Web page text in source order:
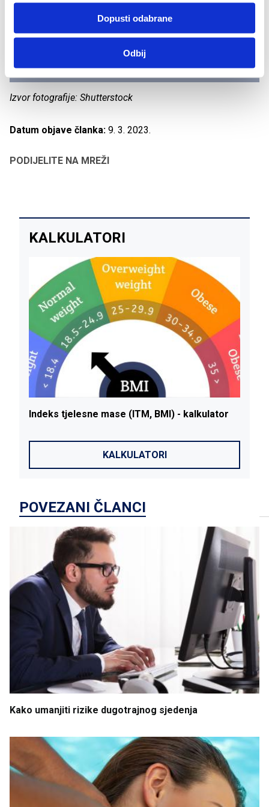
Dopusti odabrane
Odbij
PODIJELITE NA MREŽI
- prevencija bolnih stanja mišića i vezivnih struktura
- smanjenje i nestajanje boli i ostalih nepoželjnih
senzacija povezanih s lošim držanjem tijela
- osvještavanje vlastitog tijela kroz držanje i pokret
Izvor fotografije: Shutterstock
Datum objave članka: 9. 3. 2023.
KALKULATORI
Indeks tjelesne mase (ITM, BMI) - kalkulator
KALKULATORI
POVEZANI ČLANCI
Kako umanjiti rizike dugotrajnog sjedenja